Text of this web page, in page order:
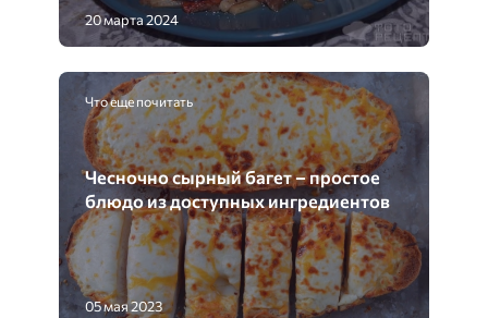
20 марта 2024
Что еще почитать
Чесночно сырный багет – простое
блюдо из доступных ингредиентов
05 мая 2023